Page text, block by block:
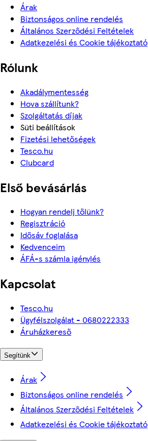
Árak
Biztonságos online rendelés
Általános Szerződési Feltételek
Adatkezelési és Cookie tájékoztató
Rólunk
Akadálymentesség
Hova szállítunk?
Szolgáltatás díjak
Süti beállítások
Fizetési lehetőségek
Tesco.hu
Clubcard
Első bevásárlás
Hogyan rendelj tőlünk?
Regisztráció
Idősáv foglalása
Kedvenceim
ÁFÁ-s számla igénylés
Kapcsolat
Tesco.hu
Ügyfélszolgálat - 0680222333
Áruházkereső
Segítünk
Árak
Biztonságos online rendelés
Általános Szerződési Feltételek
Adatkezelési és Cookie tájékoztató